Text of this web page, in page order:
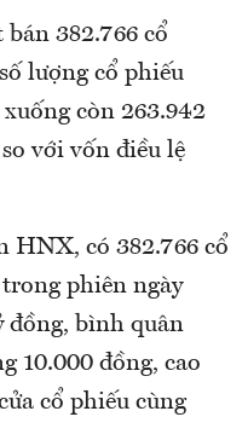
382.766 cổ
lượng cổ phiếu
còn 263.942
với vốn điều lệ
HNX, có 382.766 cổ
phiên ngày
đồng, bình quân
10.000 đồng, cao
cổ phiếu cùng